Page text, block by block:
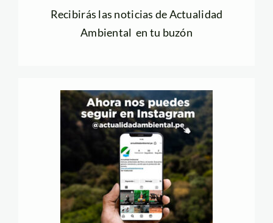
Recibirás las noticias de Actualidad
Ambiental en tu buzón